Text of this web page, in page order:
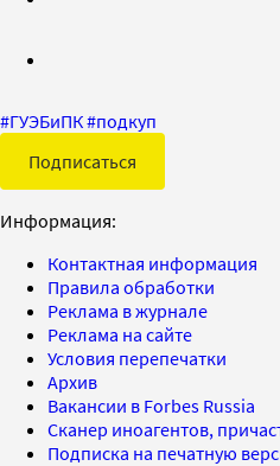
#ГУЭБиПК#подкуп
Подписаться
Информация:
Контактная информация
Правила обработки
Реклама в журнале
Реклама на сайте
Условия перепечатки
Архив
Вакансии в Forbes Russia
Сканер иноагентов,
Подписка на печатную